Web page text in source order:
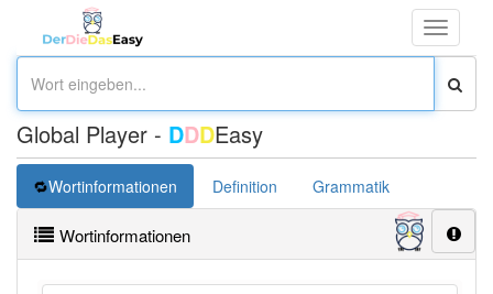
Toggle
Global Player - DDDEasy
Wortinformationen Definition Grammatik
Wortinformationen